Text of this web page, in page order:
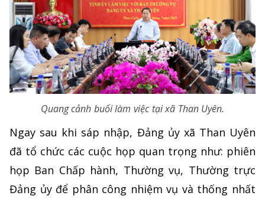
Quang cảnh buổi làm việc tại xã Than Uyên.
Ngay sau khi sáp nhập, Đảng ủy xã Than Uyên
đã tổ chức các cuộc họp quan trọng như: phiên
họp Ban Chấp hành, Thường vụ, Thường trực
Đảng ủy để phân công nhiệm vụ và thống nhất